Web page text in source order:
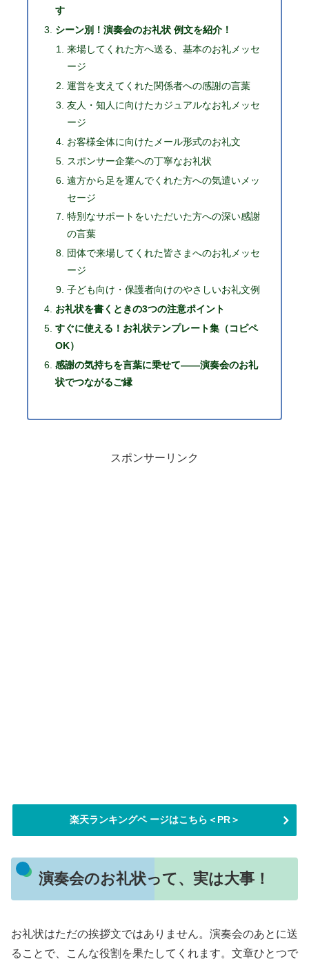
す
シーン別！演奏会のお礼状 例文を紹介！
来場してくれた方へ送る、基本のお礼メッセ
ージ
運営を支えてくれた関係者への感謝の言葉
友人・知人に向けたカジュアルなお礼メッセ
ージ
お客様全体に向けたメール形式のお礼文
スポンサー企業への丁寧なお礼状
遠方から足を運んでくれた方への気遣いメッ
セージ
特別なサポートをいただいた方への深い感謝
の言葉
団体で来場してくれた皆さまへのお礼メッセ
ージ
子ども向け・保護者向けのやさしいお礼文例
お礼状を書くときの3つの注意ポイント
すぐに使える！お礼状テンプレート集（コピペ
OK）
感謝の気持ちを言葉に乗せて――演奏会のお礼
状でつながるご縁
スポンサーリンク
楽天ランキングペ ージはこちら＜PR＞
演奏会のお礼状って、実は大事！
お礼状はただの挨拶文ではありません。演奏会のあとに送
ることで、こんな役割を果たしてくれます。文章ひとつで